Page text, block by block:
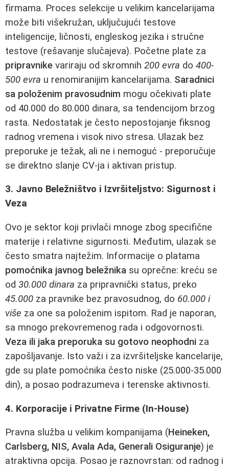
firmama. Proces selekcije u velikim kancelarijama
može biti višekružan, uključujući testove
inteligencije, ličnosti, engleskog jezika i stručne
testove (rešavanje slučajeva). Početne plate za
pripravnike variraju od skromnih 200 evra do 400-
500 evra u renomiranijim kancelarijama. Saradnici
sa položenim pravosudnim mogu očekivati plate
od 40.000 do 80.000 dinara, sa tendencijom brzog
rasta. Nedostatak je često nepostojanje fiksnog
radnog vremena i visok nivo stresa. Ulazak bez
preporuke je težak, ali ne i nemoguć - preporučuje
se direktno slanje CV-ja i aktivan pristup.
3. Javno Beležništvo i Izvršiteljstvo: Sigurnost i
Veza
Ovo je sektor koji privlači mnoge zbog specifične
materije i relativne sigurnosti. Međutim, ulazak se
često smatra najtežim. Informacije o platama
pomoćnika javnog beležnika su oprečne: kreću se
od 30.000 dinara za pripravnički status, preko
45.000 za pravnike bez pravosudnog, do 60.000 i
više za one sa položenim ispitom. Rad je naporan,
sa mnogo prekovremenog rada i odgovornosti.
Veza ili jaka preporuka su gotovo neophodni za
zapošljavanje. Isto važi i za izvršiteljske kancelarije,
gde su plate pomoćnika često niske (25.000-35.000
din), a posao podrazumeva i terenske aktivnosti.
4. Korporacije i Privatne Firme (In-House)
Pravna služba u velikim kompanijama (Heineken,
Carlsberg, NIS, Avala Ada, Generali Osiguranje) je
atraktivna opcija. Posao je raznovrstan: od radnog i